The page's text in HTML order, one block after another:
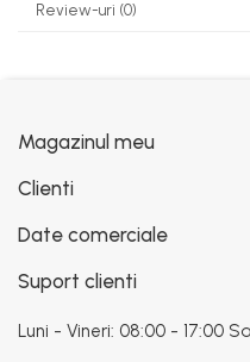
Review-uri (0)
Magazinul meu
Clienti
Date comerciale
Suport clienti
Luni - Vineri: 08:00 - 17:00